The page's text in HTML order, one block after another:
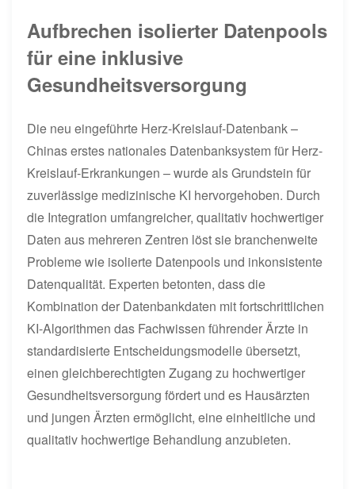
Aufbrechen isolierter Datenpools
für eine inklusive
Gesundheitsversorgung
Die neu eingeführte Herz-Kreislauf-Datenbank –
Chinas erstes nationales Datenbanksystem für Herz-
Kreislauf-Erkrankungen – wurde als Grundstein für
zuverlässige medizinische KI hervorgehoben. Durch
die Integration umfangreicher, qualitativ hochwertiger
Daten aus mehreren Zentren löst sie branchenweite
Probleme wie isolierte Datenpools und inkonsistente
Datenqualität. Experten betonten, dass die
Kombination der Datenbankdaten mit fortschrittlichen
KI-Algorithmen das Fachwissen führender Ärzte in
standardisierte Entscheidungsmodelle übersetzt,
einen gleichberechtigten Zugang zu hochwertiger
Gesundheitsversorgung fördert und es Hausärzten
und jungen Ärzten ermöglicht, eine einheitliche und
qualitativ hochwertige Behandlung anzubieten.